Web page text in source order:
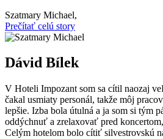
Szatmary Michael,
Prečítať celú story
Dávid Bílek
V Hoteli Impozant som sa cítil naozaj
čakal usmiaty personál, takže môj
lepšie. Izba bola útulná a ja som si tým
oddýchnuť a zrelaxovať pred
Celým hotelom bolo cítiť silvestrovskú